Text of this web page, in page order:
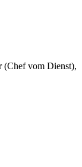
(Chef vom Dienst),